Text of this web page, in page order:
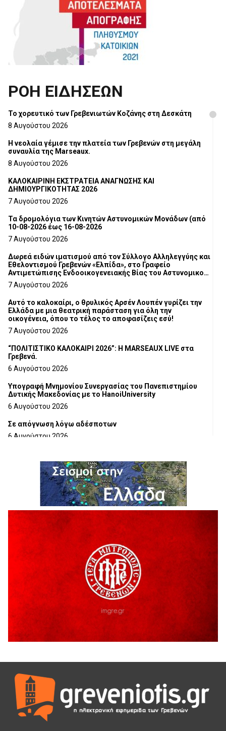
ΡΟΗ ΕΙΔΗΣΕΩΝ
Το χορευτικό των Γρεβενιωτών Κοζάνης στη Δεσκάτη
8 Αυγούστου 2026
Η νεολαία γέμισε την πλατεία των Γρεβενών στη μεγάλη
συναυλία της Marseaux.
8 Αυγούστου 2026
ΚΑΛΟΚΑΙΡΙΝΗ ΕΚΣΤΡΑΤΕΙΑ ΑΝΑΓΝΩΣΗΣ ΚΑΙ
ΔΗΜΙΟΥΡΓΙΚΟΤΗΤΑΣ 2026
7 Αυγούστου 2026
Τα δρομολόγια των Κινητών Αστυνομικών Μονάδων (από
10-08-2026 έως 16-08-2026
7 Αυγούστου 2026
Δωρεά ειδών ιματισμού από τον Σύλλογο Αλληλεγγύης και
Εθελοντισμού Γρεβενών «Ελπίδα», στο Γραφείο
Αντιμετώπισης Ενδοοικογενειακής Βίας του Αστυνομικού
Τμήματος Γρεβενών
7 Αυγούστου 2026
Αυτό το καλοκαίρι, ο θρυλικός Αρσέν Λουπέν γυρίζει την
Ελλάδα με μια θεατρική παράσταση για όλη την
οικογένεια, όπου το τέλος το αποφασίζεις εσύ!
7 Αυγούστου 2026
“ΠΟΛΙΤΙΣΤΙΚΟ ΚΑΛΟΚΑΙΡΙ 2026”: Η MARSEAUX LIVE στα
Γρεβενά.
6 Αυγούστου 2026
Υπογραφή Μνημονίου Συνεργασίας του Πανεπιστημίου
Δυτικής Μακεδονίας με το HanoiUniversity
6 Αυγούστου 2026
Σε απόγνωση λόγω αδέσποτων
6 Αυγούστου 2026
6 Αυγούστου 2026
Ολοκληρώνεται η ασφαλτόστρωση της οδού Περιβόλι –
6 Αυγούστου 2026
H παραδοχή λαθών είναι (και) δύναμη
5 Αυγούστου 2026
Ο ΑΝΔΡΕΑΣ ΑΣΛΑΝΙΔΗΣ ΣΥΝΕΧΙΖΕΙ ΣΤΟΝ ΠΡΩΤΕΑ
ΓΡΕΒΕΝΩΝ
5 Αυγούστου 2026
Ευχαριστήριο Εκπολιτιστικού Συλλόγου Ταξιάρχη προς κ.
Παρασχάκη Αθανάσιο
5 Αυγούστου 2026
Διακοπή υδροδότησης του Α΄ κλάδου ύδρευσης
5 Αυγούστου 2026
Θερινό Σινεμά στο πλαίσιο του «Πολιτιστικού
Καλοκαιριού 2026» με την βραβευμένη ταινία «Μικρές
Ανάσες».
5 Αυγούστου 2026